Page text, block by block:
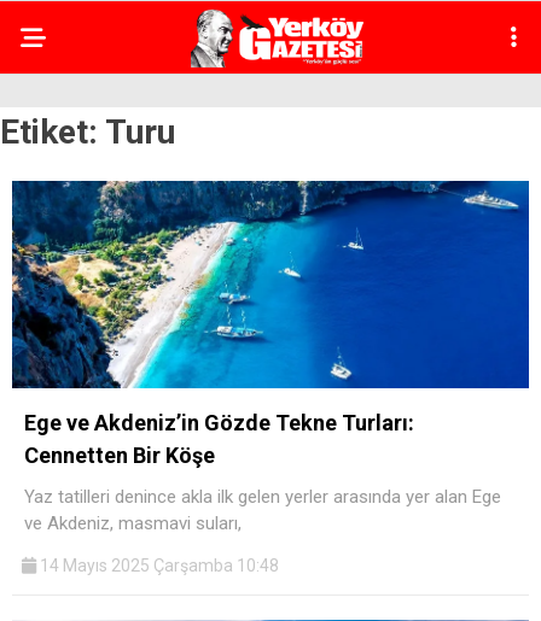
Etiket: Turu
Ege ve Akdeniz’in Gözde Tekne Turları:
Cennetten Bir Köşe
Yaz tatilleri denince akla ilk gelen yerler arasında yer alan Ege
ve Akdeniz, masmavi suları,
14 Mayıs 2025 Çarşamba 10:48